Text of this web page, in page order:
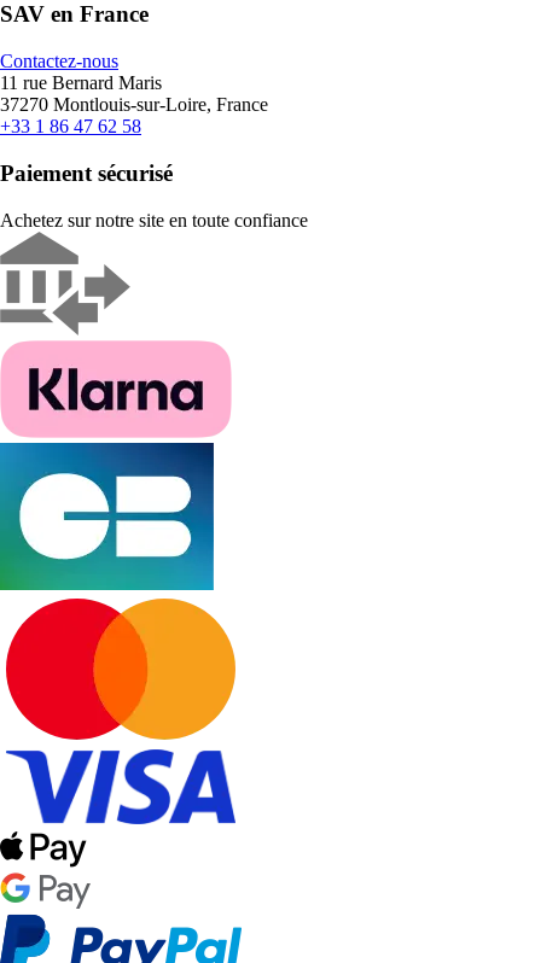
SAV en France
Contactez-nous
11 rue Bernard Maris
37270 Montlouis-sur-Loire, France
+33 1 86 47 62 58
Paiement sécurisé
Achetez sur notre site en toute confiance